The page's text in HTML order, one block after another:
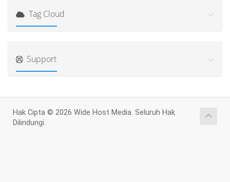
Tag Cloud
Support
Hak Cipta © 2026 Wide Host Media. Seluruh Hak
Dilindungi.